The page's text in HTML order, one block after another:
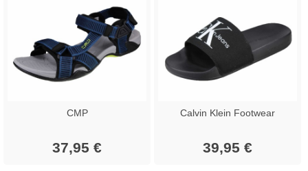
CMP
37,95 €
Calvin Klein Footwear
39,95 €